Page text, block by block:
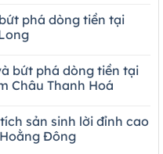
phá dòng tiền tại
bứt phá dòng tiền tại
Châu Thanh Hoá
sản sinh lời đỉnh cao
Đông